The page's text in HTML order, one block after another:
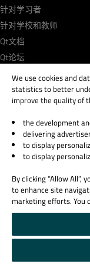
针对学习者
针对学校和教师
Qt文档
Qt论坛
© 2026 The Qt Company
Legal Notice
Privacy and Cookie Policy
Trust Center
Cookie Settings
Email Preferences
Qt Group includes The Qt
We use cookies and
statistics to better
improve the quality of
the development
delivering
to display
to display
By clicking “Allow All”,
to enhance site
marketing efforts. You